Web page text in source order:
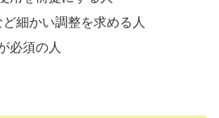
細かい調整を求める人
必須の人